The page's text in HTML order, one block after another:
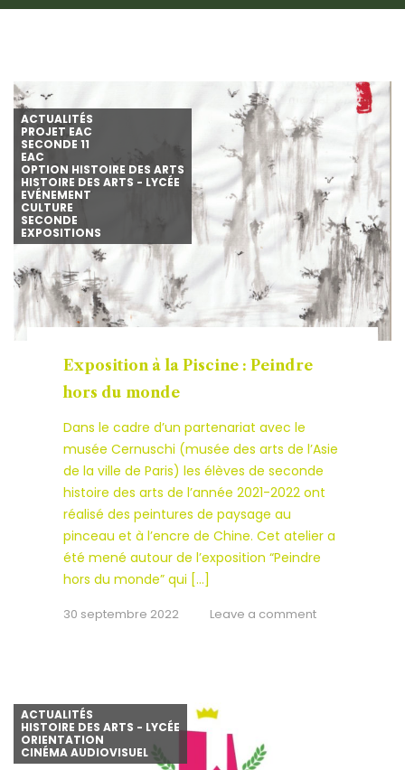
ACTUALITÉS
PROJET EAC
SECONDE 11
EAC
OPTION HISTOIRE DES ARTS
HISTOIRE DES ARTS - LYCÉE
EVÉNEMENT
CULTURE
SECONDE
EXPOSITIONS
Exposition à la Piscine : Peindre
hors du monde
Dans le cadre d’un partenariat avec le
musée Cernuschi (musée des arts de l’Asie
de la ville de Paris) les élèves de seconde
histoire des arts de l’année 2021-2022 ont
réalisé des peintures de paysage au
pinceau et à l’encre de Chine. Cet atelier a
été mené autour de l’exposition “Peindre
hors du monde” qui […]
30 septembre 2022 Leave a comment
ACTUALITÉS
HISTOIRE DES ARTS - LYCÉE
ORIENTATION
CINÉMA AUDIOVISUEL